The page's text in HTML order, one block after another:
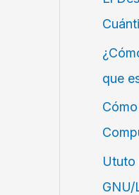
que
Ututo
GNU/